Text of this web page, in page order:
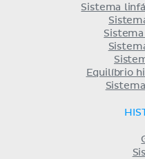
Sistema
Equilíbrio